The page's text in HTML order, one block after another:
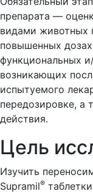
препарата —
видами животных
повышенных
функциональных
возникающих
испытуемого
передозировке, а
действия.
Цель
Изучить
Supramil®